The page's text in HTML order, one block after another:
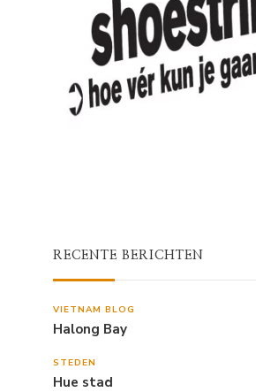
RECENTE BERICHTEN
VIETNAM BLOG
Halong Bay
STEDEN
Hue stad